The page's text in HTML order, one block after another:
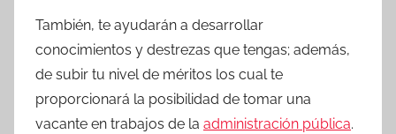
También, te ayudarán a desarrollar
conocimientos y destrezas que tengas; además,
de subir tu nivel de méritos los cual te
proporcionará la posibilidad de tomar una
vacante en trabajos de la administración pública.